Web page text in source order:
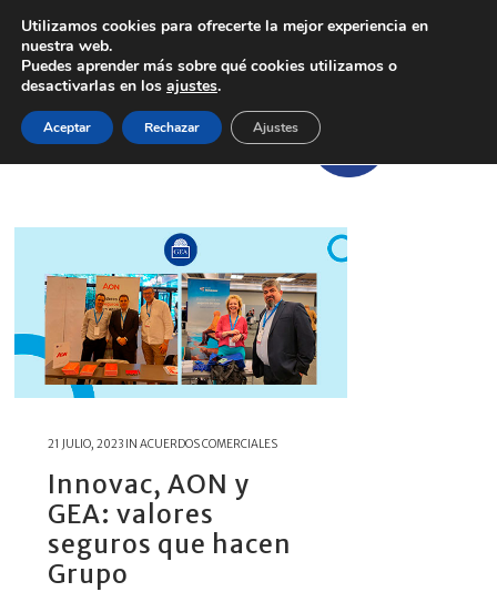
21 JULIO, 2023 INACUERDOS COMERCIALES
Innovac, AON y
GEA: valores
seguros que hacen
Grupo
Utilizamos cookies para ofrecerte la mejor experiencia en
nuestra web.
Puedes aprender más sobre qué cookies utilizamos o
desactivarlas en los ajustes.
Aceptar Rechazar Ajustes